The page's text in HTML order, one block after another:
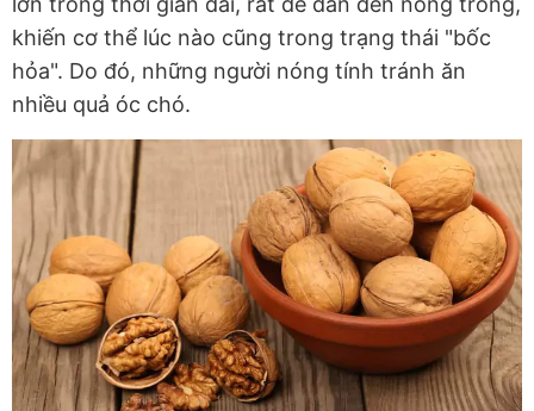
khiến cơ thể lúc nào cũng trong trạng thái "bốc
hỏa". Do đó, những người nóng tính tránh ăn
nhiều quả óc chó.